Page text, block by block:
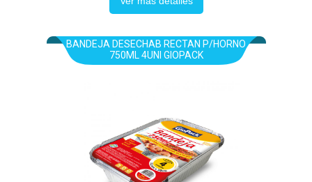
BANDEJA DESECHAB RECTAN P/HORNO
750ML 4UNI GIOPACK